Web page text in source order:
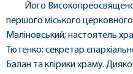
Його
першого міського
Маліновський; настоятель
Тютенко; секретар
Балан та клірики храму.